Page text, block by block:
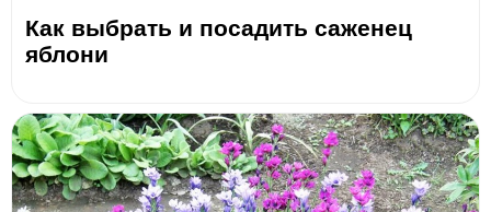
Как выбрать и посадить саженец
яблони